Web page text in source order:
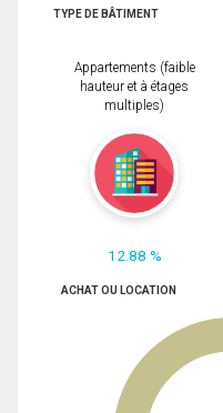
TYPE DE BÂTIMENT
Appartements (faible
hauteur et à étages
multiples)
12.88 %
ACHAT OU LOCATION